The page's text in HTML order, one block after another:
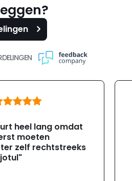
heel lang omdat
moeten
zelf rechtstreeks